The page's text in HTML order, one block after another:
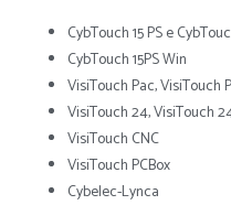
CybTouch 15 PS e
CybTouch 15PS Win
VisiTouch Pac, VisiTouch
VisiTouch 24, VisiTouch
VisiTouch CNC
VisiTouch PCBox
Cybelec-Lynca